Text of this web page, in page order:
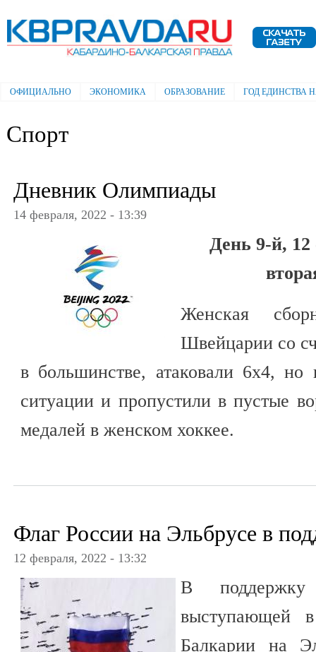
Электронная газета "Кабардино-
Балкарская правда"
Главное меню
ОФИЦИАЛЬНО ЭКОНОМИКА ОБРАЗОВАНИЕ ГОД ЕДИНСТВА
Спорт
Дневник Олимпиады
14 февраля, 2022 - 13:39
День 9-й,
Женская
Швейцарии со
в большинстве, атаковали 6х4, но
ситуации и пропустили в пустые
медалей в женском хоккее.
Флаг России на Эльбрусе в
12 февраля, 2022 - 13:32
В поддержку
выступающей
Балкарии на